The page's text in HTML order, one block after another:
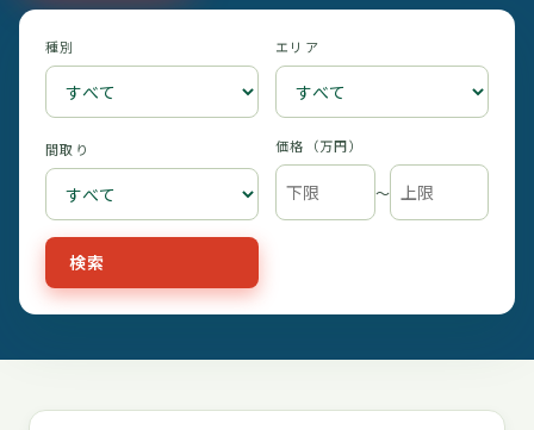
種別 エリア
間取り 価格（万円）
〜
検索